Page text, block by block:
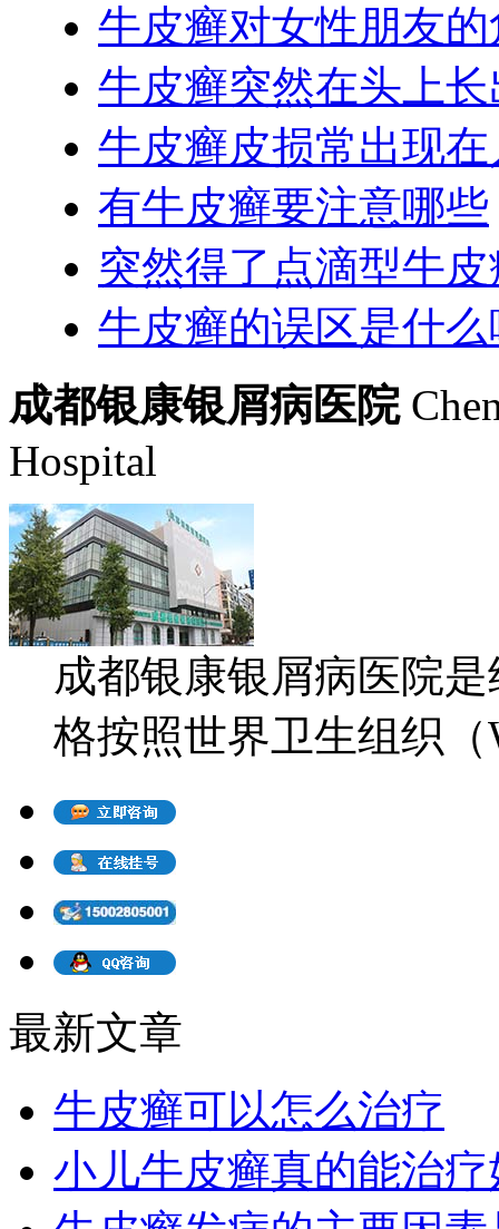
牛皮癣对女性朋友
牛皮癣突然在头上
牛皮癣皮损常出现
有牛皮癣要注意哪些
突然得了点滴型牛
牛皮癣的误区是什么
成都银康银屑病医院
Hospital
成都银康银屑病医院
格按照世界卫生组织（
最新文章
牛皮癣可以怎么治疗
小儿牛皮癣真的能治疗